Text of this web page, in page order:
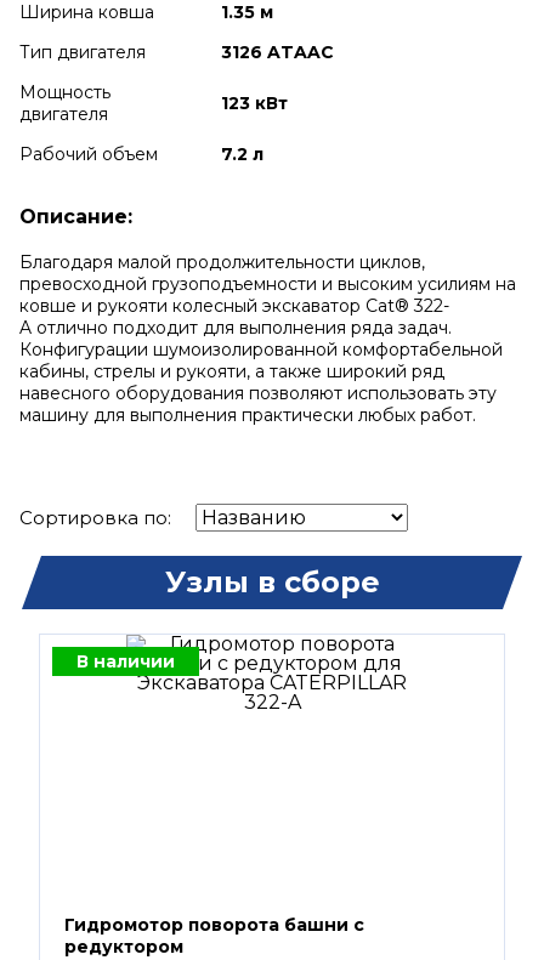
Ширина ковша
1.35 м
Тип двигателя
3126 ATAAC
Мощность
двигателя
123 кВт
Рабочий объем 7.2 л
Описание:
Благодаря малой продолжительности циклов,
превосходной грузоподъемности и высоким усилиям на
ковше и рукояти колесный экскаватор Cat® 322-
A отлично подходит для выполнения ряда задач.
Конфигурации шумоизолированной комфортабельной
кабины, стрелы и рукояти, а также широкий ряд
навесного оборудования позволяют использовать эту
машину для выполнения практически любых работ.
Сортировка по:
Узлы в сборе
В наличии
Гидромотор поворота башни с
редуктором